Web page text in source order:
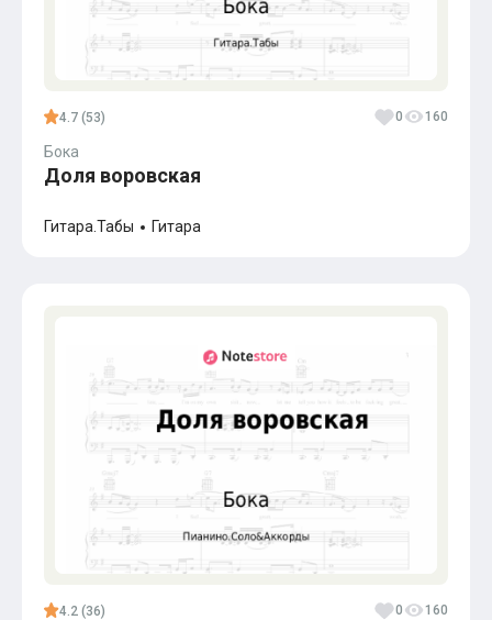
4.7 (53) 0 160
Бока
Доля воровская
Гитара.Табы Гитара
4.2 (36) 0 160